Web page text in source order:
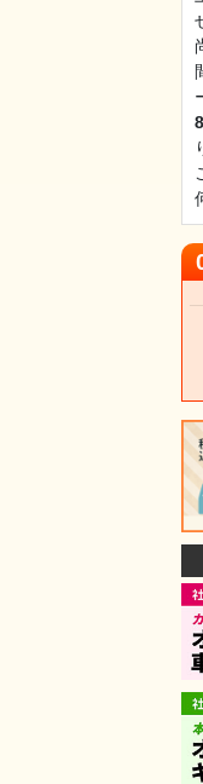
プライスボード
￥